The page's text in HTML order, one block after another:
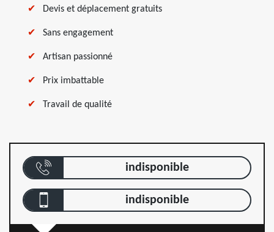
Devis et déplacement gratuits
Sans engagement
Artisan passionné
Prix imbattable
Travail de qualité
indisponible
indisponible